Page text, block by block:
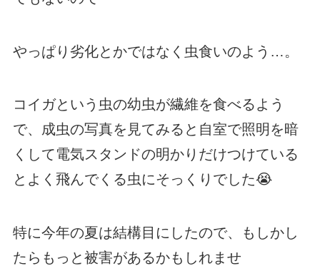
やっぱり劣化とかではなく虫食いのよう…。
コイガという虫の幼虫が繊維を食べるよう
で、成虫の写真を見てみると自室で照明を暗
くして電気スタンドの明かりだけつけている
とよく飛んでくる虫にそっくりでした😭
特に今年の夏は結構目にしたので、もしかし
たらもっと被害があるかもしれませ